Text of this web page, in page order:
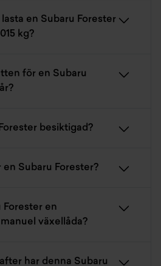
en Subaru Forester
kg?
för en Subaru
besiktigad?
en Subaru Forester?
Forester en
växellåda?
har denna Subaru